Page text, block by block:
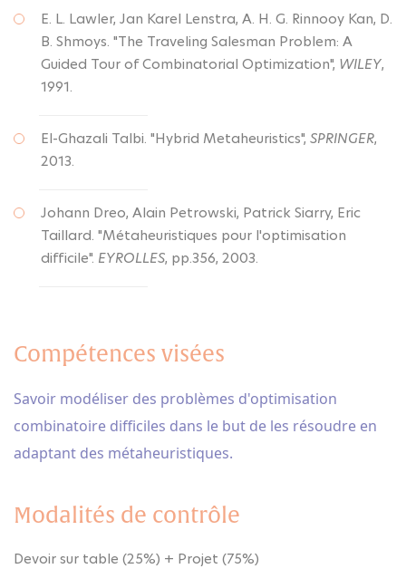
E. L. Lawler, Jan Karel Lenstra, A. H. G. Rinnooy Kan, D.
B. Shmoys. "The Traveling Salesman Problem: A
Guided Tour of Combinatorial Optimization", WILEY,
1991.
El-Ghazali Talbi. "Hybrid Metaheuristics", SPRINGER,
2013.
Johann Dreo, Alain Petrowski, Patrick Siarry, Eric
Taillard. "Métaheuristiques pour l'optimisation
difficile". EYROLLES, pp.356, 2003.
Compétences visées
Savoir modéliser des problèmes d'optimisation
combinatoire difficiles dans le but de les résoudre en
adaptant des métaheuristiques.
Modalités de contrôle
Devoir sur table (25%) + Projet (75%)